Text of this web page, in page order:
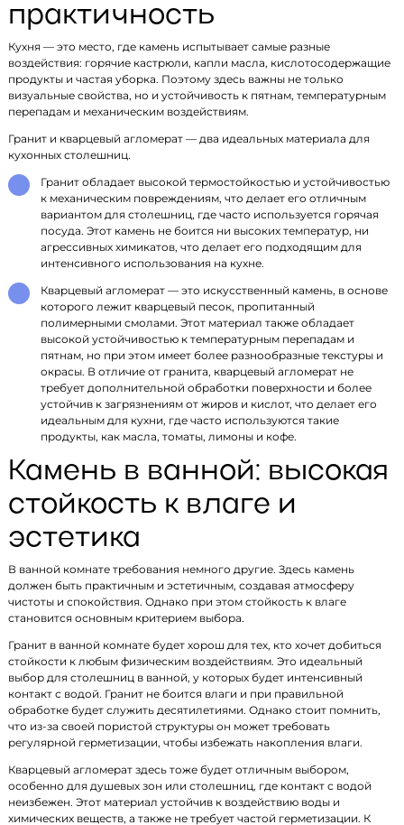
практичность
Кухня — это место, где камень испытывает самые разные
воздействия: горячие кастрюли, капли масла, кислотосодержащие
продукты и частая уборка. Поэтому здесь важны не только
визуальные свойства, но и устойчивость к пятнам, температурным
перепадам и механическим воздействиям.
Гранит и кварцевый агломерат — два идеальных материала для
кухонных столешниц.
Гранит обладает высокой термостойкостью и устойчивостью
к механическим повреждениям, что делает его отличным
вариантом для столешниц, где часто используется горячая
посуда. Этот камень не боится ни высоких температур, ни
агрессивных химикатов, что делает его подходящим для
интенсивного использования на кухне.
Кварцевый агломерат — это искусственный камень, в основе
которого лежит кварцевый песок, пропитанный
полимерными смолами. Этот материал также обладает
высокой устойчивостью к температурным перепадам и
пятнам, но при этом имеет более разнообразные текстуры и
окрасы. В отличие от гранита, кварцевый агломерат не
требует дополнительной обработки поверхности и более
устойчив к загрязнениям от жиров и кислот, что делает его
идеальным для кухни, где часто используются такие
продукты, как масла, томаты, лимоны и кофе.
Камень в ванной: высокая
стойкость к влаге и
эстетика
В ванной комнате требования немного другие. Здесь камень
должен быть практичным и эстетичным, создавая атмосферу
чистоты и спокойствия. Однако при этом стойкость к влаге
становится основным критерием выбора.
Гранит в ванной комнате будет хорош для тех, кто хочет добиться
стойкости к любым физическим воздействиям. Это идеальный
выбор для столешниц в ванной, у которых будет интенсивный
контакт с водой. Гранит не боится влаги и при правильной
обработке будет служить десятилетиями. Однако стоит помнить,
что из-за своей пористой структуры он может требовать
регулярной герметизации, чтобы избежать накопления влаги.
Кварцевый агломерат здесь тоже будет отличным выбором,
особенно для душевых зон или столешниц, где контакт с водой
неизбежен. Этот материал устойчив к воздействию воды и
химических веществ, а также не требует частой герметизации. К